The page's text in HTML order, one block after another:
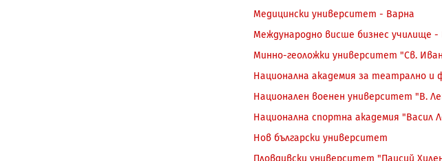
Медицински университет - Варна
Международно висше бизнес училище -
Минно-геоложки университет "Св.
Национална академия за театрално
Национален военен университет "В.
Национална спортна академия "Васил
Нов български университет
Пловдивски университет "Паисий